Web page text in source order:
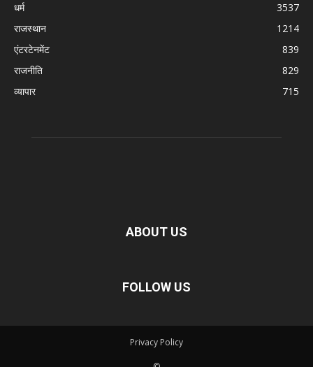
धर्म
3537
राजस्थान
1214
एंटरटेनमेंट
839
राजनीति
829
व्यापार
715
ABOUT US
FOLLOW US
Privacy Policy